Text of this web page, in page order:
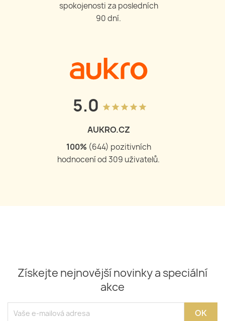
spokojenosti za posledních
90 dní.
5.0 grade grade grade grade grade
AUKRO.CZ
100% (644) pozitivních
hodnocení od309 uživatelů.
Získejte nejnovější novinky a speciální
akce